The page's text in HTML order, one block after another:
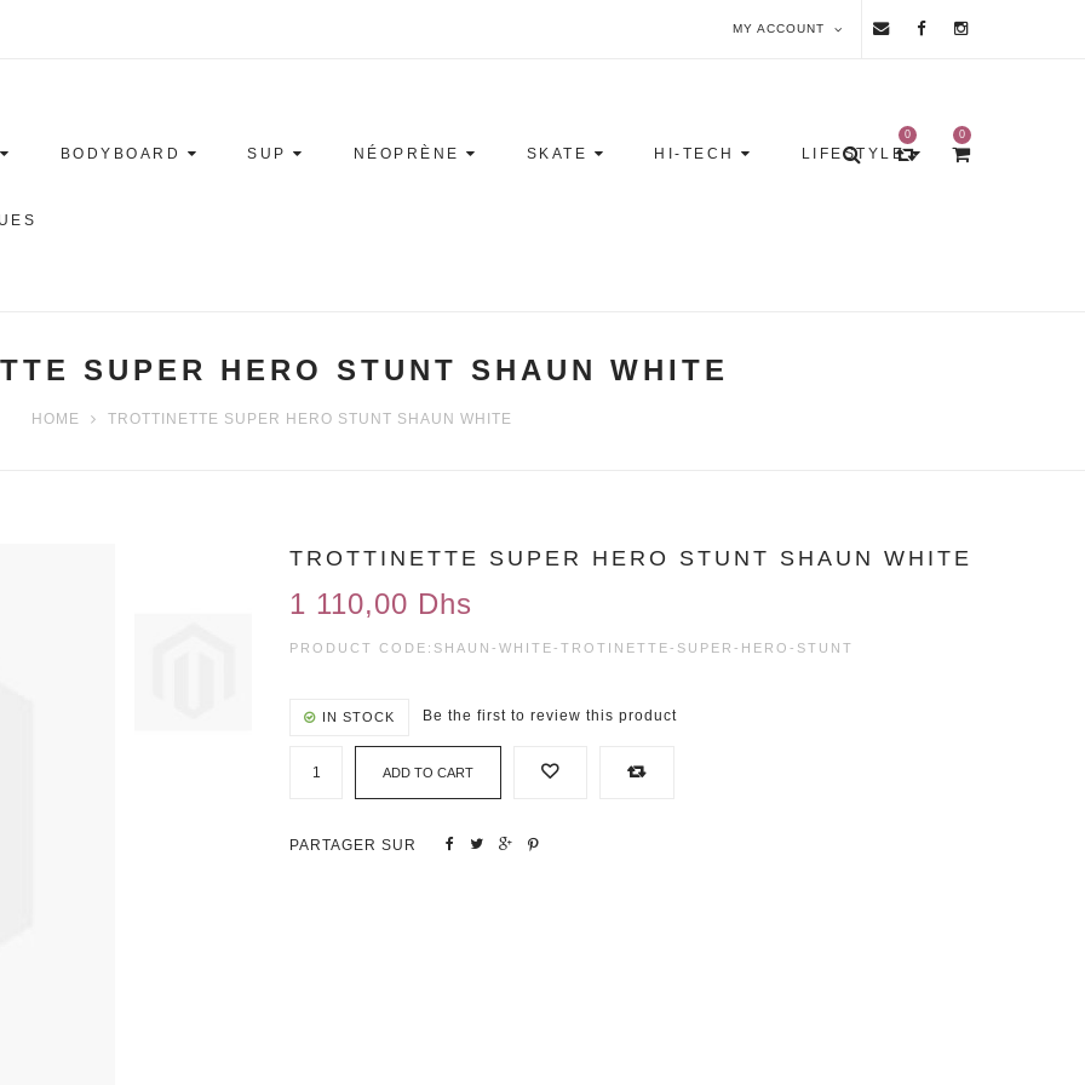
MY ACCOUNT
BODYBOARD SUP NÉOPRÈNE SKATE HI-TECH LIFESTYLE
0
0
SUPER HERO STUNT SHAUN WHITE
HOME TROTTINETTE SUPER HERO STUNT SHAUN WHITE
TROTTINETTE SUPER HERO STUNT SHAUN WHITE
1 110,00 Dhs
PRODUCT CODE: SHAUN-WHITE-TROTINETTE-SUPER-HERO-STUNT
IN STOCK Be the first to review this product
ADD TO CART
PARTAGER SUR